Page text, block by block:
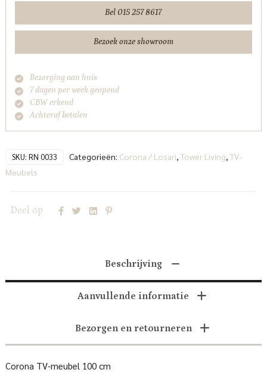
aantal
Bel 015 257 8617
Bezoek onze showroom
Bezorging aan huis
7 dagen per week geopend
CBW erkend
Achteraf betalen
SKU: RN 0033 Categorieën: Corona / Losari Tower Living TV-
Meubels
Deel op
Beschrijving
Aanvullende informatie
Bezorgen en retourneren
Corona TV-meubel 100 cm